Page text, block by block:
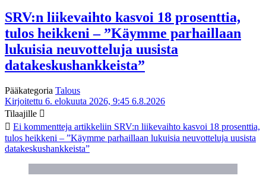
SRV:n liikevaihto kasvoi 18 prosenttia,
tulos heikkeni – ”Käymme parhaillaan
lukuisia neuvotteluja uusista
datakeskushankkeista”
Pääkategoria Talous
Kirjoitettu 6. elokuuta 2026, 9:45 6.8.2026
Tilaajille
Ei kommentteja artikkeliin SRV:n liikevaihto kasvoi 18 prosenttia,
tulos heikkeni – ”Käymme parhaillaan lukuisia neuvotteluja uusista
datakeskushankkeista”